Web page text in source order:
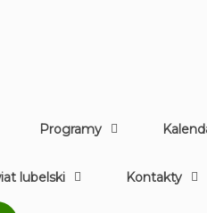
Programy
lubelski Kontakty